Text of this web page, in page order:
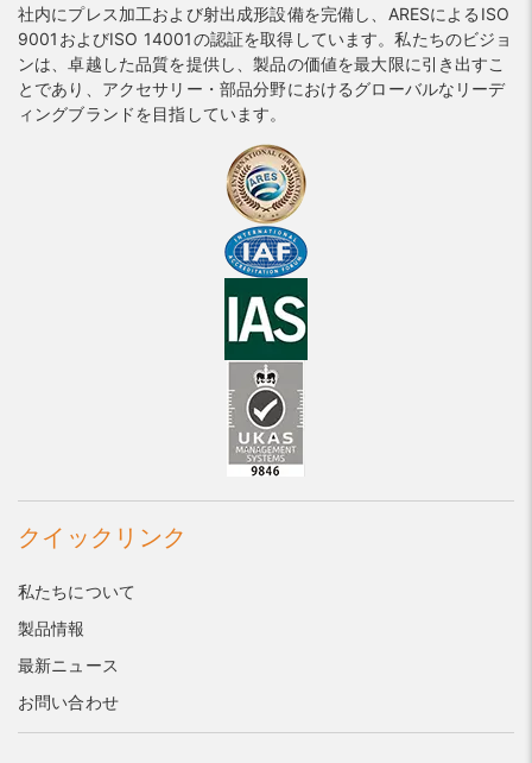
社内にプレス加工および射出成形設備を完備し、ARESによるISO
9001およびISO 14001の認証を取得しています。私たちのビジョ
ンは、卓越した品質を提供し、製品の価値を最大限に引き出すこ
とであり、アクセサリー・部品分野におけるグローバルなリーデ
ィングブランドを目指しています。
クイックリンク
私たちについて
製品情報
最新ニュース
お問い合わせ